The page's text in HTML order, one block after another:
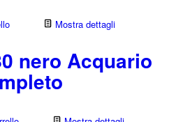
Mostra dettagli
nero Acquario